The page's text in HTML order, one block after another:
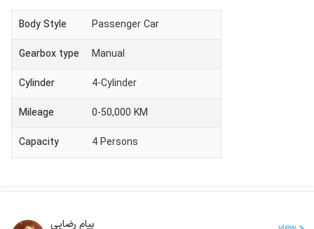
Body Style
Passenger Car
Gearbox type
Manual
Cylinder
4-Cylinder
Mileage
0-50,000 KM
Capacity
4Persons
پیام رضایی